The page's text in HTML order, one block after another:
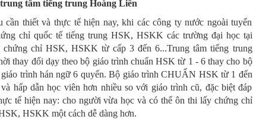
tâm tiếng trung Hoàng Liên
cần thiết và thực tế hiện nay, khi các công ty nước ngoài tuyển
chỉ quốc tế tiếng trung HSK, HSKK các trường đại học tại
chứng chỉ HSK, HSKK từ cấp 3 đến 6...Trung tâm tiếng trung
thay đổi dạy theo bộ giáo trình chuẩn HSK từ 1 - 6 thay cho bộ
trình hán ngữ 6 quyển. Bộ giáo trình CHUẨN HSK từ 1 đến
hấp dẫn học viên hơn nhiều so với giáo trình cũ, đặc biệt đáp
tế hiện nay: cho người vừa học và có thể ôn thi lấy chứng chỉ
HSKK một cách dễ dàng hơn.